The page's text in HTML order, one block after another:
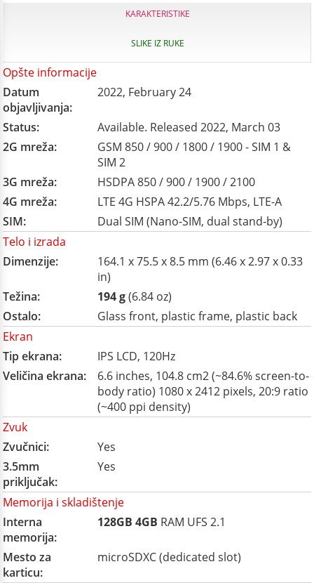
KARAKTERISTIKE
SLIKE IZ RUKE
Opšte informacije
Datum
objavljivanja:
2022, February 24
Status:
Available. Released 2022, March 03
2G mreža:
GSM 850 / 900 / 1800 / 1900 - SIM 1 &
SIM 2
3G mreža:
HSDPA 850 / 900 / 1900 / 2100
4G mreža:
LTE 4G HSPA 42.2/5.76 Mbps, LTE-A
SIM:
Dual SIM (Nano-SIM, dual stand-by)
Telo i izrada
Dimenzije:
164.1 x 75.5 x 8.5 mm (6.46 x 2.97 x 0.33
in)
Težina:
194 g(6.84 oz)
Ostalo:
Glass front, plastic frame, plastic back
Ekran
Tip ekrana:
IPS LCD, 120Hz
Veličina ekrana:
6.6 inches, 104.8 cm2 (~84.6% screen-to-
body ratio) 1080 x 2412 pixels, 20:9 ratio
(~400 ppi density)
Zvuk
Zvučnici:
Yes
3.5mm
priključak:
Yes
Memorija i skladištenje
Interna
memorija:
128GB 4GB RAM UFS 2.1
Mesto za
karticu:
microSDXC (dedicated slot)